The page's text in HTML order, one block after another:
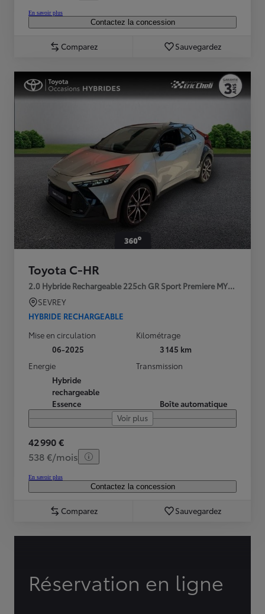
En savoir plus
Contactez la concession
Comparez Sauvegardez
Toyota C-HR
2.0 Hybride Rechargeable 225ch GR Sport Premiere MY25
SEVREY
HYBRIDE RECHARGEABLE
Mise en circulation
06-2025
Kilométrage
3 145 km
Energie
Hybride
rechargeable
Essence
Transmission
Boîte automatique
Voir plus
42 990 €
538 €/mois
En savoir plus
Contactez la concession
Comparez Sauvegardez
Réservation en ligne